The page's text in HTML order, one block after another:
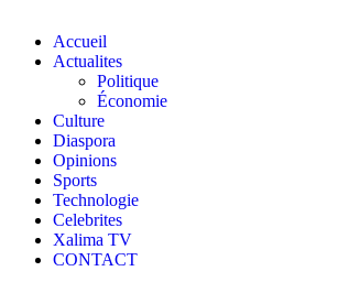
Accueil
Actualites
Politique
Économie
Culture
Diaspora
Opinions
Sports
Technologie
Celebrites
Xalima TV
CONTACT